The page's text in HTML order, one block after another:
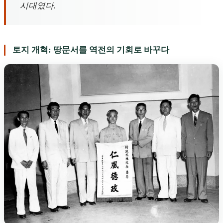
시대였다.
토지 개혁: 땅문서를 역전의 기회로 바꾸다